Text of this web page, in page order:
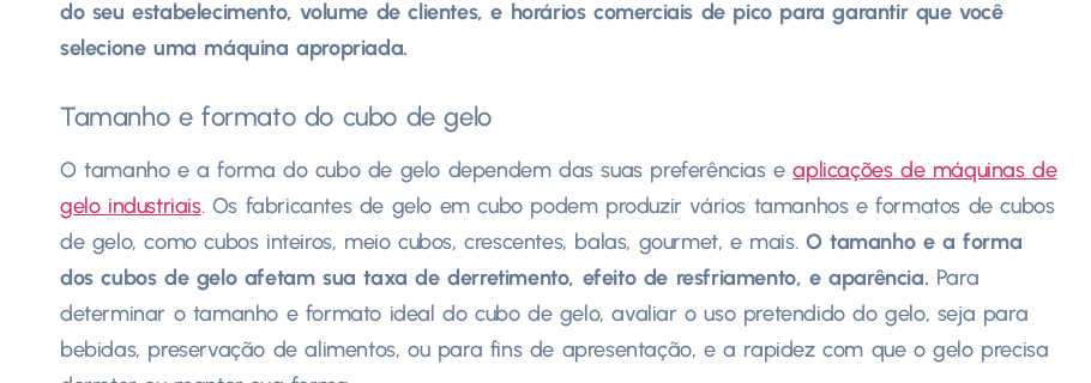
do seu estabelecimento, volume de clientes, e horários comerciais de pico para garantir que você
selecione uma máquina apropriada.
Tamanho e formato do cubo de gelo
O tamanho e a forma do cubo de gelo dependem das suas preferências eaplicações de máquinas de
gelo industriais. Os fabricantes de gelo em cubo podem produzir vários tamanhos e formatos de cubos
de gelo, como cubos inteiros, meio cubos, crescentes, balas, gourmet, e mais. O tamanho e a forma
dos cubos de gelo afetam sua taxa de derretimento, efeito de resfriamento, e aparência. Para
determinar o tamanho e formato ideal do cubo de gelo, avaliar o uso pretendido do gelo, seja para
bebidas, preservação de alimentos, ou para fins de apresentação, e a rapidez com que o gelo precisa